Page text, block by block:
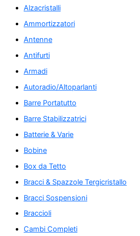
Alzacristalli
Ammortizzatori
Antenne
Antifurti
Armadi
Autoradio/Altoparlanti
Barre Portatutto
Barre Stabilizzatrici
Batterie & Varie
Bobine
Box da Tetto
Bracci & Spazzole Tergicristallo
Bracci Sospensioni
Braccioli
Cambi Completi